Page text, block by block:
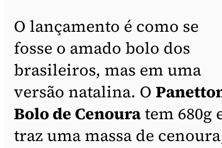
O lançamento é como se
fosse o amado bolo dos
brasileiros, mas em uma
versão natalina. O
Bolo de Cenouratem 680g
traz uma massa de